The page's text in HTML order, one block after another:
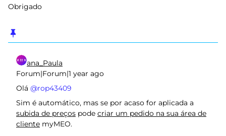
Obrigado
ana_Paula
Forum|Forum|1 year ago
Olá ​ @rop43409
Sim é automático, mas se por acaso for aplicada a
subida de preços pode criar um pedido na sua área de
cliente myMEO.